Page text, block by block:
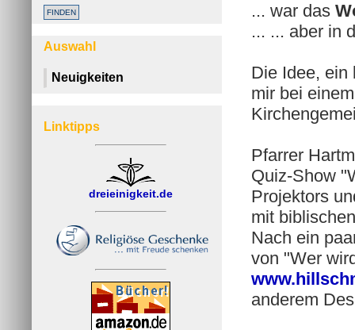
... war das
... ... aber in
Die Idee, ein
mir bei
Pfarrer
Quiz-Show
Projektors
mit
Nach ein
von "Wer
anderem
Auswahl
Neuigkeiten
Linktipps
dreieinigkeit.de